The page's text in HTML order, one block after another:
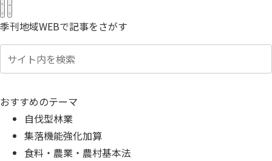
季刊地域WEBで記事をさがす
おすすめのテーマ
自伐型林業
集落機能強化加算
食料・農業・農村基本法